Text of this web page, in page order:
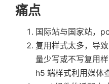
      path
      func
}
];
await
   files
.map((
痛点
国际站与国家站，
复用样式太多，导
量少写或不写复用
h5 端样式利用媒体